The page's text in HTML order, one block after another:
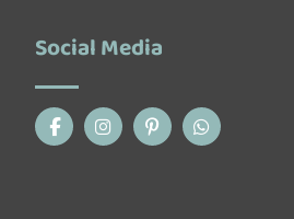
Social Media